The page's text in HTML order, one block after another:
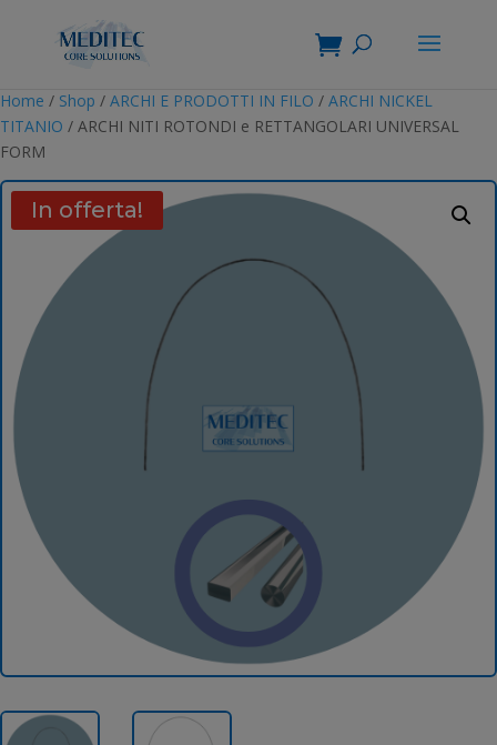
Home / Shop / ARCHI E PRODOTTI IN FILO / ARCHI NICKEL
TITANIO / ARCHI NITI ROTONDI e RETTANGOLARI UNIVERSAL
FORM
In offerta!